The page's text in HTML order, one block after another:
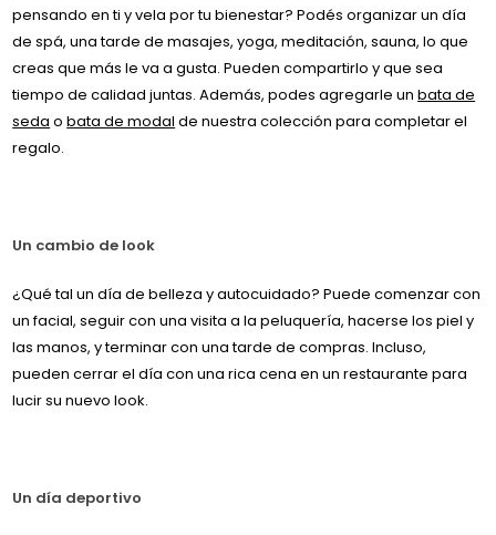
pensando en ti y vela por tu bienestar? Podés organizar un día
de spá, una tarde de masajes, yoga, meditación, sauna, lo que
creas que más le va a gusta. Pueden compartirlo y que sea
tiempo de calidad juntas. Además, podes agregarle unbata de
seda obata de modal de nuestra colección para completar el
regalo.
Un cambio de look
¿Qué tal un día de belleza y autocuidado? Puede comenzar con
un facial, seguir con una visita a la peluquería, hacerse los piel y
las manos, y terminar con una tarde de compras. Incluso,
pueden cerrar el día con una rica cena en un restaurante para
lucir su nuevo look.
Un día deportivo